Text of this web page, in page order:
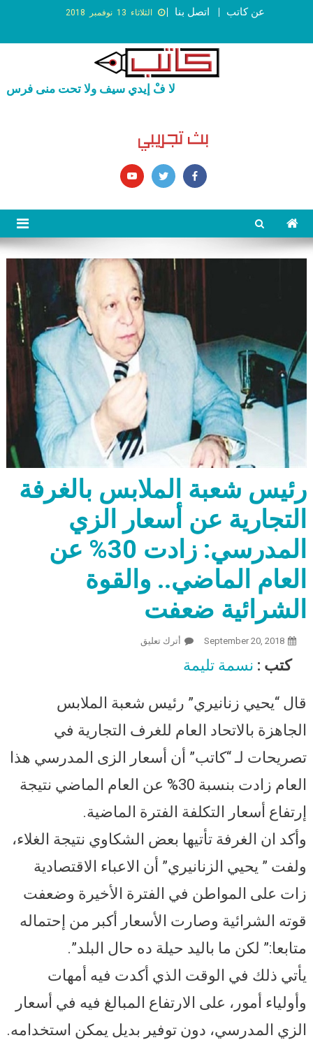
الثلاثاء 13 نوفمبر 2018 اتصل بنا عن كاتب
لا فْ إيدي سيف ولا تحت منى فرس
رئيس شعبة الملابس بالغرفة
التجارية عن أسعار الزي
المدرسي: زادت 30% عن
العام الماضي.. والقوة
الشرائية ضعفت
September 20, 2018 أترك تعليق
كتب : نسمة تليمة
قال “يحيي زنانيري” رئيس شعبة الملابس
الجاهزة بالاتحاد العام للغرف التجارية في
تصريحات لـ “كاتب” أن أسعار الزى المدرسي هذا
العام زادت بنسبة 30% عن العام الماضي نتيجة
إرتفاع أسعار التكلفة الفترة الماضية.
وأكد ان الغرفة تأتيها بعض الشكاوي نتيجة الغلاء،
ولفت ” يحيي الزنانيري” أن الاعباء الاقتصادية
زات على المواطن في الفترة الأخيرة وضعفت
قوته الشرائية وصارت الأسعار أكبر من إحتماله
متابعا:” لكن ما باليد حيلة ده حال البلد”.
يأتي ذلك في الوقت الذي أكدت فيه أمهات
وأولياء أمور، على الارتفاع المبالغ فيه في أسعار
الزي المدرسي، دون توفير بديل يمكن استخدامه.